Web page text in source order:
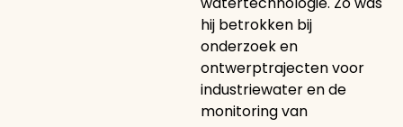
hij betrokken bij
onderzoek en
ontwerptrajecten voor
industriewater en de
monitoring van